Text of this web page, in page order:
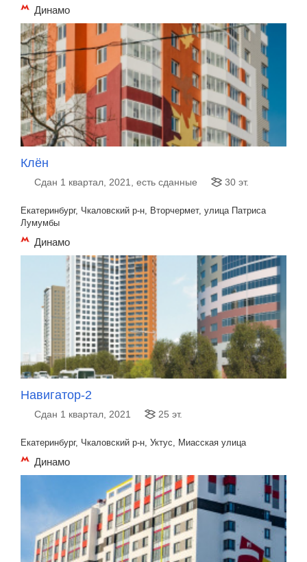
Динамо
Клён
Сдан 1 квартал, 2021, есть сданные 30 эт.
Екатеринбург, Чкаловский р-н, Вторчермет, улица Патриса
Лумумбы
Динамо
Навигатор-2
Сдан 1 квартал, 2021 25 эт.
Екатеринбург, Чкаловский р-н, Уктус, Миасская улица
Динамо